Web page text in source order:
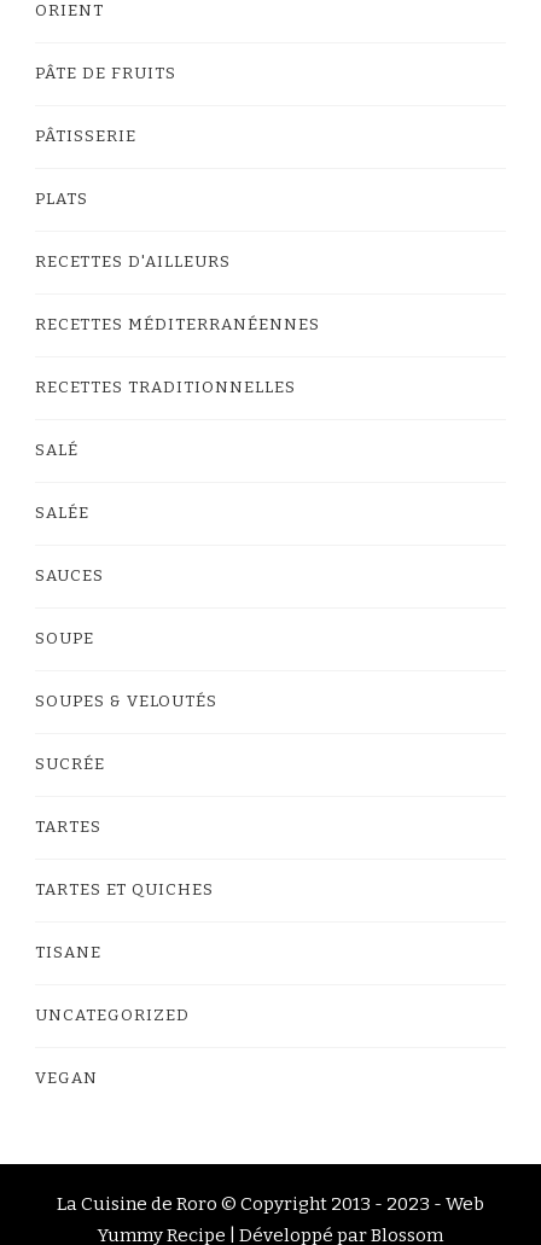
ORIENT
PÂTE DE FRUITS
PÂTISSERIE
PLATS
RECETTES D'AILLEURS
RECETTES MÉDITERRANÉENNES
RECETTES TRADITIONNELLES
SALÉ
SALÉE
SAUCES
SOUPE
SOUPES & VELOUTÉS
SUCRÉE
TARTES
TARTES ET QUICHES
TISANE
UNCATEGORIZED
VEGAN
La Cuisine de Roro © Copyright 2013 - 2023 - Web
Yummy Recipe | Développé parBlossom